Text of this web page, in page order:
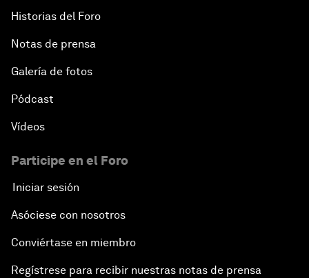
Historias del Foro
Notas de prensa
Galería de fotos
Pódcast
Vídeos
Participe en el Foro
Iniciar sesión
Asóciese con nosotros
Conviértase en miembro
Regístrese para recibir nuestras notas de prensa